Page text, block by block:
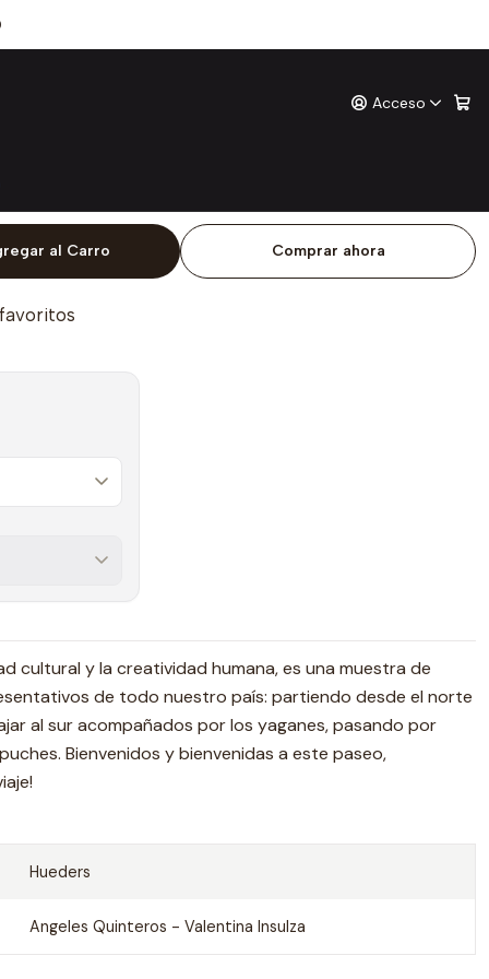
Acceso
Corazon
al Carro Comprar ahora
cultural y la creatividad humana, es una muestra de
de todo nuestro país: partiendo desde el norte
al sur acompañados por los yaganes, pasando por
Bienvenidos y bienvenidas a este paseo,
Hueders
Angeles Quinteros - Valentina Insulza